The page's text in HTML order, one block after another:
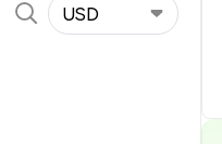
USD